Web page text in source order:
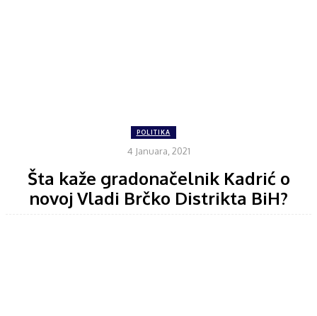
POLITIKA
4 Januara, 2021
Šta kaže gradonačelnik Kadrić o
novoj Vladi Brčko Distrikta BiH?